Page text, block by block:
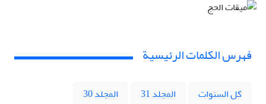
فهرس الكلمات الرئيسية
كل السنوات المجلد 31
المجلد 30